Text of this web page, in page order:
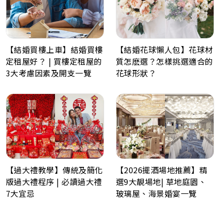
【結婚買樓上車】結婚買樓
定租屋好？ | 買樓定租屋的
3大考慮因素及開支一覽
【結婚花球懶人包】花球材
質怎麽選？怎樣挑選適合的
花球形狀？
【過大禮教學】傳統及簡化
版過大禮程序 | 必讀過大禮
7大宜忌
【2026擺酒場地推薦】精
選9大靚場地| 草地庭園、
玻璃屋、海景婚宴一覽